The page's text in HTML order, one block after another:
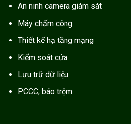
An ninh camera giám sát
Máy chấm công
Thiết kế hạ tầng mạng
Kiểm soát cửa
Lưu trữ dữ liệu
PCCC, báo trộm.